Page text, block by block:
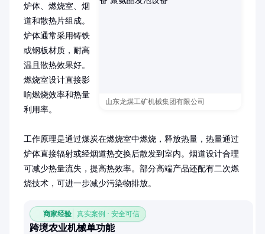
山东龙煤工矿机械集团有限公司
炉体、燃烧室、烟
道和散热片组成。
炉体通常采用铸铁
或钢板材质，耐高
温且散热效果好。
燃烧室设计直接影
响燃烧效率和热量
利用率。
工作原理是通过煤炭在燃烧室中燃烧，释放热量，热量通过
炉体直接辐射或经烟道热交换后散发到室内。烟道设计合理
可减少热量流失，提高热效率。部分高端产品还配有二次燃
烧技术，可进一步减少污染物排放。
商家经验 真实案例 · 安全可信
跨境农业机械单功能